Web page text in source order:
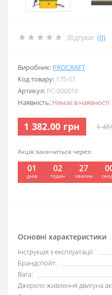
Відгуки: (0)
Виробник: PROCRAFT
Код товару: 175-01
Артикул: PC-000016
Наявність: Немає в наявності
1 382.00 грн 1
Акція закінчиться через:
01
днів
02
годин
27
хвилин
Основні характеристики
Інструкція з експлуатації:
Брандспойт:
Вага:
Джерело живлення двигуна